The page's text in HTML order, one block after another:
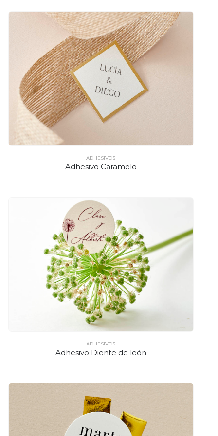
ADHESIVOS
Adhesivo Caramelo
ADHESIVOS
Adhesivo Diente de león